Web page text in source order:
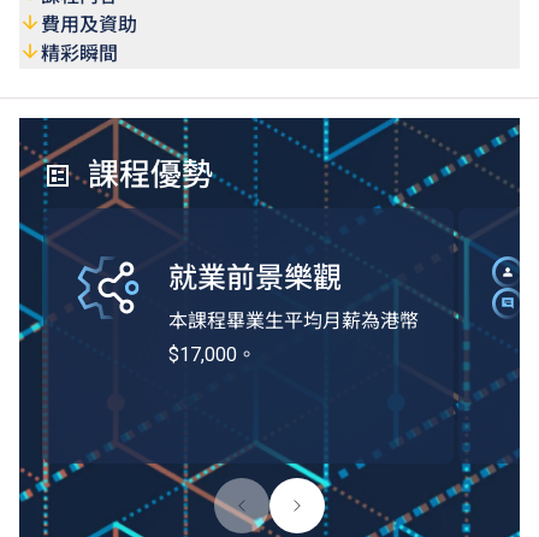
費用及資助
精彩瞬間
課程優勢
就業前景樂觀
本課程畢業生平均月薪為港幣
$17,000。